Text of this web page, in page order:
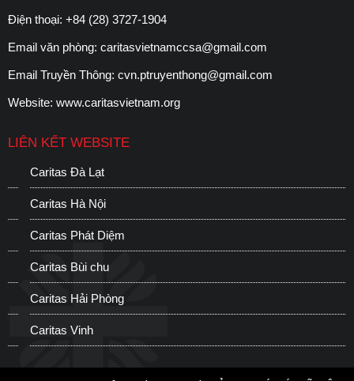
Điện thoại: +84 (28) 3727-1904
Email văn phòng: caritasvietnamccsa@gmail.com
Email Truyền Thông: cvn.ptruyenthong@gmail.com
Website: www.caritasvietnam.org
LIÊN KẾT WEBSITE
Caritas Đà Lạt
Caritas Hà Nội
Caritas Phát Diệm
Caritas Bùi chu
Caritas Hải Phòng
Caritas Vinh